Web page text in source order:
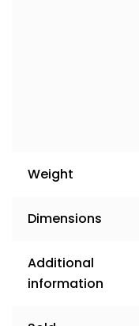
Weight
Dimensions
Additional
information